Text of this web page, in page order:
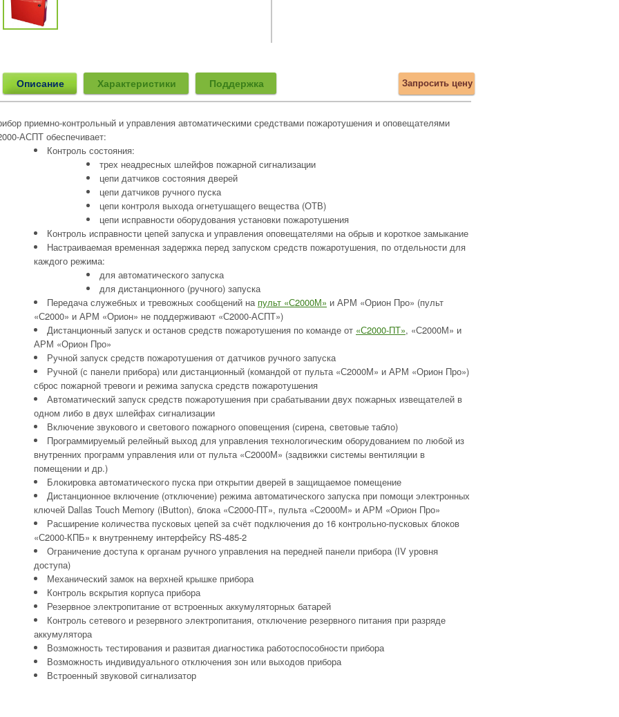
Описание Характеристики Поддержка Запросить цену
приемно-контрольный и управления автоматическими средствами пожаротушения и оповещателями
АСПТ обеспечивает:
Контроль состояния:
трех неадресных шлейфов пожарной сигнализации
цепи датчиков состояния дверей
цепи датчиков ручного пуска
цепи контроля выхода огнетушащего вещества (ОТВ)
цепи исправности оборудования установки пожаротушения
Контроль исправности цепей запуска и управления оповещателями на обрыв и короткое замыкание
Настраиваемая временная задержка перед запуском средств пожаротушения, по отдельности для
каждого режима:
для автоматического запуска
для дистанционного (ручного) запуска
Передача служебных и тревожных сообщений на пульт «С2000М» и АРМ «Орион Про» (пульт
«С2000» и АРМ «Орион» не поддерживают «С2000-АСПТ»)
Дистанционный запуск и останов средств пожаротушения по команде от «С2000-ПТ», «С2000М» и
АРМ «Орион Про»
Ручной запуск средств пожаротушения от датчиков ручного запуска
Ручной (с панели прибора) или дистанционный (командой от пульта «С2000М» и АРМ «Орион Про»)
сброс пожарной тревоги и режима запуска средств пожаротушения
Автоматический запуск средств пожаротушения при срабатывании двух пожарных извещателей в
одном либо в двух шлейфах сигнализации
Включение звукового и светового пожарного оповещения (сирена, световые табло)
Программируемый релейный выход для управления технологическим оборудованием по любой из
внутренних программ управления или от пульта «С2000М» (задвижки системы вентиляции в
помещении и др.)
Блокировка автоматического пуска при открытии дверей в защищаемое помещение
Дистанционное включение (отключение) режима автоматического запуска при помощи электронных
ключей Dallas Touch Memory (iButton), блока «С2000-ПТ», пульта «С2000М» и АРМ «Орион Про»
Расширение количества пусковых цепей за счёт подключения до 16 контрольно-пусковых блоков
«С2000-КПБ» к внутреннему интерфейсу RS-485-2
Ограничение доступа к органам ручного управления на передней панели прибора (IV уровня
доступа)
Механический замок на верхней крышке прибора
Контроль вскрытия корпуса прибора
Резервное электропитание от встроенных аккумуляторных батарей
Контроль сетевого и резервного электропитания, отключение резервного питания при разряде
аккумулятора
Возможность тестирования и развитая диагностика работоспособности прибора
Возможность индивидуального отключения зон или выходов прибора
Встроенный звуковой сигнализатор